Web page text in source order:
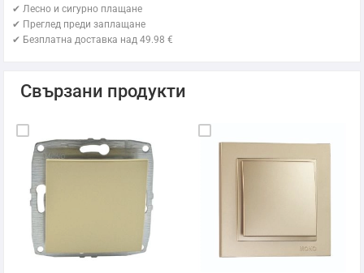
✔ Лесно и сигурно плащане
✔ Преглед преди заплащане
✔ Безплатна доставка над 49.98 €
Свързани продукти